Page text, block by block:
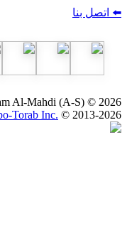
of Imam Al-
By:Abo-Torab Inc.